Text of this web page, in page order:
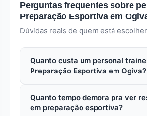
Perguntas frequentes sobre
Preparação Esportiva em
Dúvidas reais de quem está
Quanto custa um personal
Preparação Esportiva em Ogiva?
personal especializado em
custa entre R$ 80 a R$ 250. Pacotes
Quanto tempo demora pra ver
em preparação esportiva?